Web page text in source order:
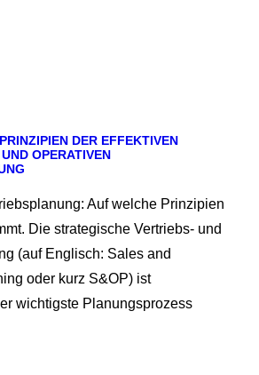
DER EFFEKTIVEN
OPERATIVEN
Auf welche Prinzipien
Die strategische Vertriebs- und
(auf Englisch: Sales and
oder kurz S&OP) ist
wichtigste Planungsprozess